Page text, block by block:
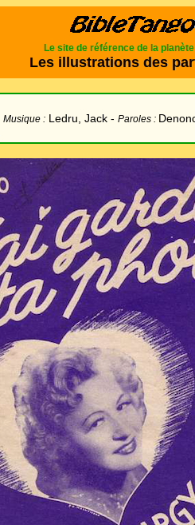
Le site de référence de la planète
Les illustrations des
Musique : Ledru, Jack - Paroles :